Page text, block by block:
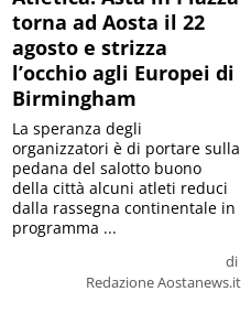
torna ad Aosta il 22
agosto e strizza
l’occhio agli Europei di
Birmingham
di
Redazione Aostanews.it
La speranza degli
organizzatori è di portare sulla
pedana del salotto buono
della città alcuni atleti reduci
dalla rassegna continentale in
programma ...